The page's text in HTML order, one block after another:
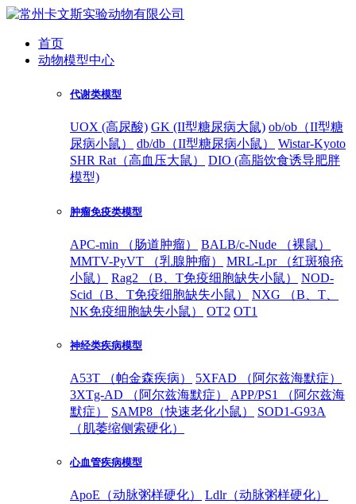
首页
动物模型中心
代谢类模型
UOX (高尿酸) GK (II型糖尿病大鼠) ob/ob（II型糖
尿病小鼠）
db/db（II型糖尿病小鼠）
Wistar-Kyoto
SHR Rat（高血压大鼠）
DIO (高脂饮食诱导肥胖
模型)
肿瘤免疫类模型
APC-min （肠道肿瘤）
BALB/c-Nude （裸鼠）
MMTV-PyVT （乳腺肿瘤）
MRL-Lpr （红斑狼疮
小鼠）
Rag2 （B、T免疫细胞缺失小鼠）
NOD-
Scid（B、T免疫细胞缺失小鼠）
NXG （B、T、
NK免疫细胞缺失小鼠）
OT2 OT1
神经类疾病模型
A53T （帕金森疾病）
5XFAD （阿尔兹海默症）
3XTg-AD （阿尔兹海默症）
APP/PS1 （阿尔兹海
默症）
SAMP8（快速老化小鼠）
SOD1-G93A
（肌萎缩侧索硬化）
心血管疾病模型
ApoE（动脉粥样硬化）
Ldlr（动脉粥样硬化）